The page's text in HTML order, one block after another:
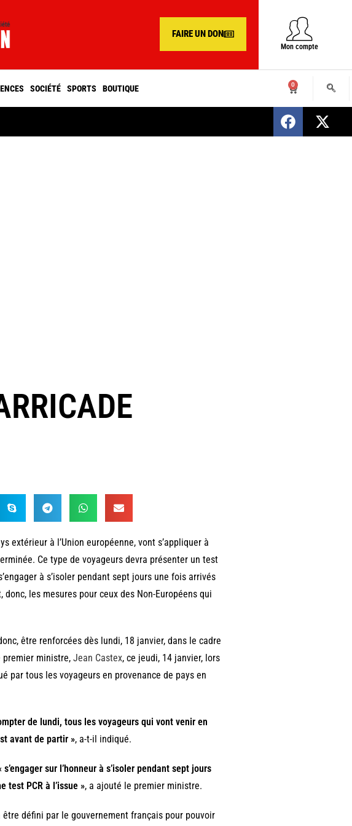
FAIRE UN DON
Mon compte
SOCIÉTÉ SPORTS BOUTIQUE 0
SENEGAL : Nomination d’un nouveau
extérieur à l’Union européenne, vont s’appliquer à
Ce type de voyageurs devra présenter un test
à s’isoler pendant sept jours une fois arrivés
les mesures pour ceux des Non-Européens qui
être renforcées dès lundi, 18 janvier, dans le cadre
premier ministre, Jean Castex, ce jeudi, 14 janvier, lors
par tous les voyageurs en provenance de pays en
de lundi, tous les voyageurs qui vont venir en
avant de partir », a-t-il indiqué.
s’engager sur l’honneur à s’isoler pendant sept jours
test PCR à l’issue », a ajouté le premier ministre.
être défini par le gouvernement français pour pouvoir